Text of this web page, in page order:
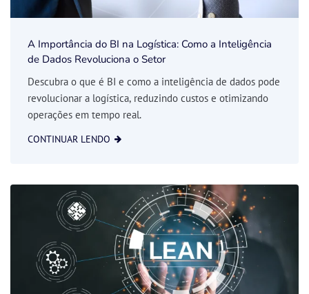
A Importância do BI na Logística: Como a Inteligência
de Dados Revoluciona o Setor
Descubra o que é BI e como a inteligência de dados pode
revolucionar a logística, reduzindo custos e otimizando
operações em tempo real.
CONTINUAR LENDO